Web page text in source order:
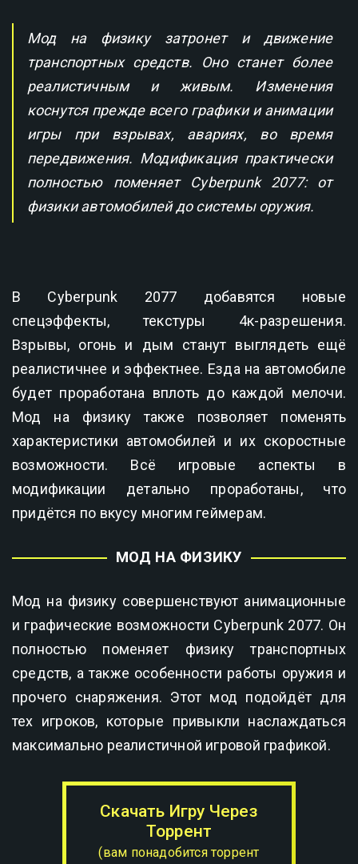
Мод на физику затронет и движение
транспортных средств. Оно станет более
реалистичным и живым. Изменения
коснутся прежде всего графики и анимации
игры при взрывах, авариях, во время
передвижения. Модификация практически
полностью поменяет Cyberpunk 2077: от
физики автомобилей до системы оружия.
В Cyberpunk 2077 добавятся новые
спецэффекты, текстуры 4к-разрешения.
Взрывы, огонь и дым станут выглядеть ещё
реалистичнее и эффектнее. Езда на автомобиле
будет проработана вплоть до каждой мелочи.
Мод на физику также позволяет поменять
характеристики автомобилей и их скоростные
возможности. Всё игровые аспекты в
модификации детально проработаны, что
придётся по вкусу многим геймерам.
МОД НА ФИЗИКУ
Мод на физику совершенствуют анимационные
и графические возможности Cyberpunk 2077. Он
полностью поменяет физику транспортных
средств, а также особенности работы оружия и
прочего снаряжения. Этот мод подойдёт для
тех игроков, которые привыкли наслаждаться
максимально реалистичной игровой графикой.
Скачать Игру Через
Торрент
(вам понадобится торрент